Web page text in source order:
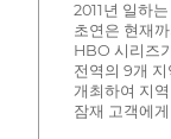
2011년 일하
초연은 현재
HBO 시리즈
전역의 9개
개최하여 지
잠재 고객에